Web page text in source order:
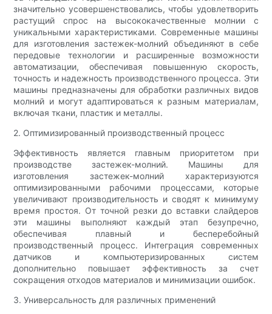
значительно усовершенствовались, чтобы удовлетворить
растущий спрос на высококачественные молнии с
уникальными характеристиками. Современные машины
для изготовления застежек-молний объединяют в себе
передовые технологии и расширенные возможности
автоматизации, обеспечивая повышенную скорость,
точность и надежность производственного процесса. Эти
машины предназначены для обработки различных видов
молний и могут адаптироваться к разным материалам,
включая ткани, пластик и металлы.
2. Оптимизированный производственный процесс
Эффективность является главным приоритетом при
производстве застежек-молний. Машины для
изготовления застежек-молний характеризуются
оптимизированными рабочими процессами, которые
увеличивают производительность и сводят к минимуму
время простоя. От точной резки до вставки слайдеров
эти машины выполняют каждый этап безупречно,
обеспечивая плавный и бесперебойный
производственный процесс. Интеграция современных
датчиков и компьютеризированных систем
дополнительно повышает эффективность за счет
сокращения отходов материалов и минимизации ошибок.
3. Универсальность для различных применений